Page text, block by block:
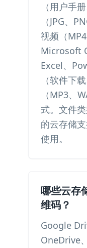
（用户手
（JPG、
视频（
Microsoft
Excel、
（软件下
（MP3、
式。文件
的云存储
使用。
哪些云存
维码？
Google
OneDrive